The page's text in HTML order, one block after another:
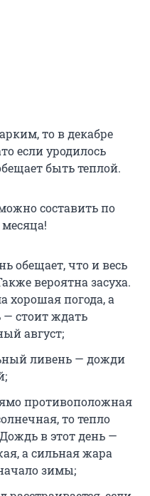
то в декабре
если уродилось
быть теплой.
составить по
обещает, что и весь
вероятна засуха.
хорошая погода, а
стоит ждать
август;
ливень — дожди
противоположная
то тепло
в этот день —
а сильная жара
зимы;